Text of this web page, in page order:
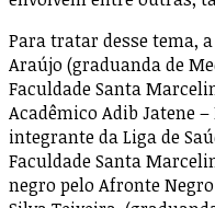
Para tratar desse tema,
Araújo (graduanda de
Faculdade Santa
Acadêmico Adib Jatene
integrante da Liga de
Faculdade Santa
negro pelo Afronte